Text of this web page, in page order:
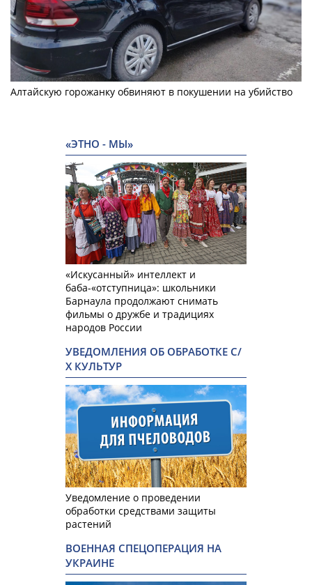
Алтайскую горожанку обвиняют в покушении на убийство
«ЭТНО - МЫ»
«Искусанный» интеллект и
баба-«отступница»: школьники
Барнаула продолжают снимать
фильмы о дружбе и традициях
народов России
УВЕДОМЛЕНИЯ ОБ ОБРАБОТКЕ С/
Х КУЛЬТУР
Уведомление о проведении
обработки средствами защиты
растений
ВОЕННАЯ СПЕЦОПЕРАЦИЯ НА
УКРАИНЕ